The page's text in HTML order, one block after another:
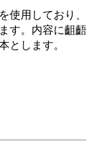
使用しており、
す。内容に齟齬
とします。